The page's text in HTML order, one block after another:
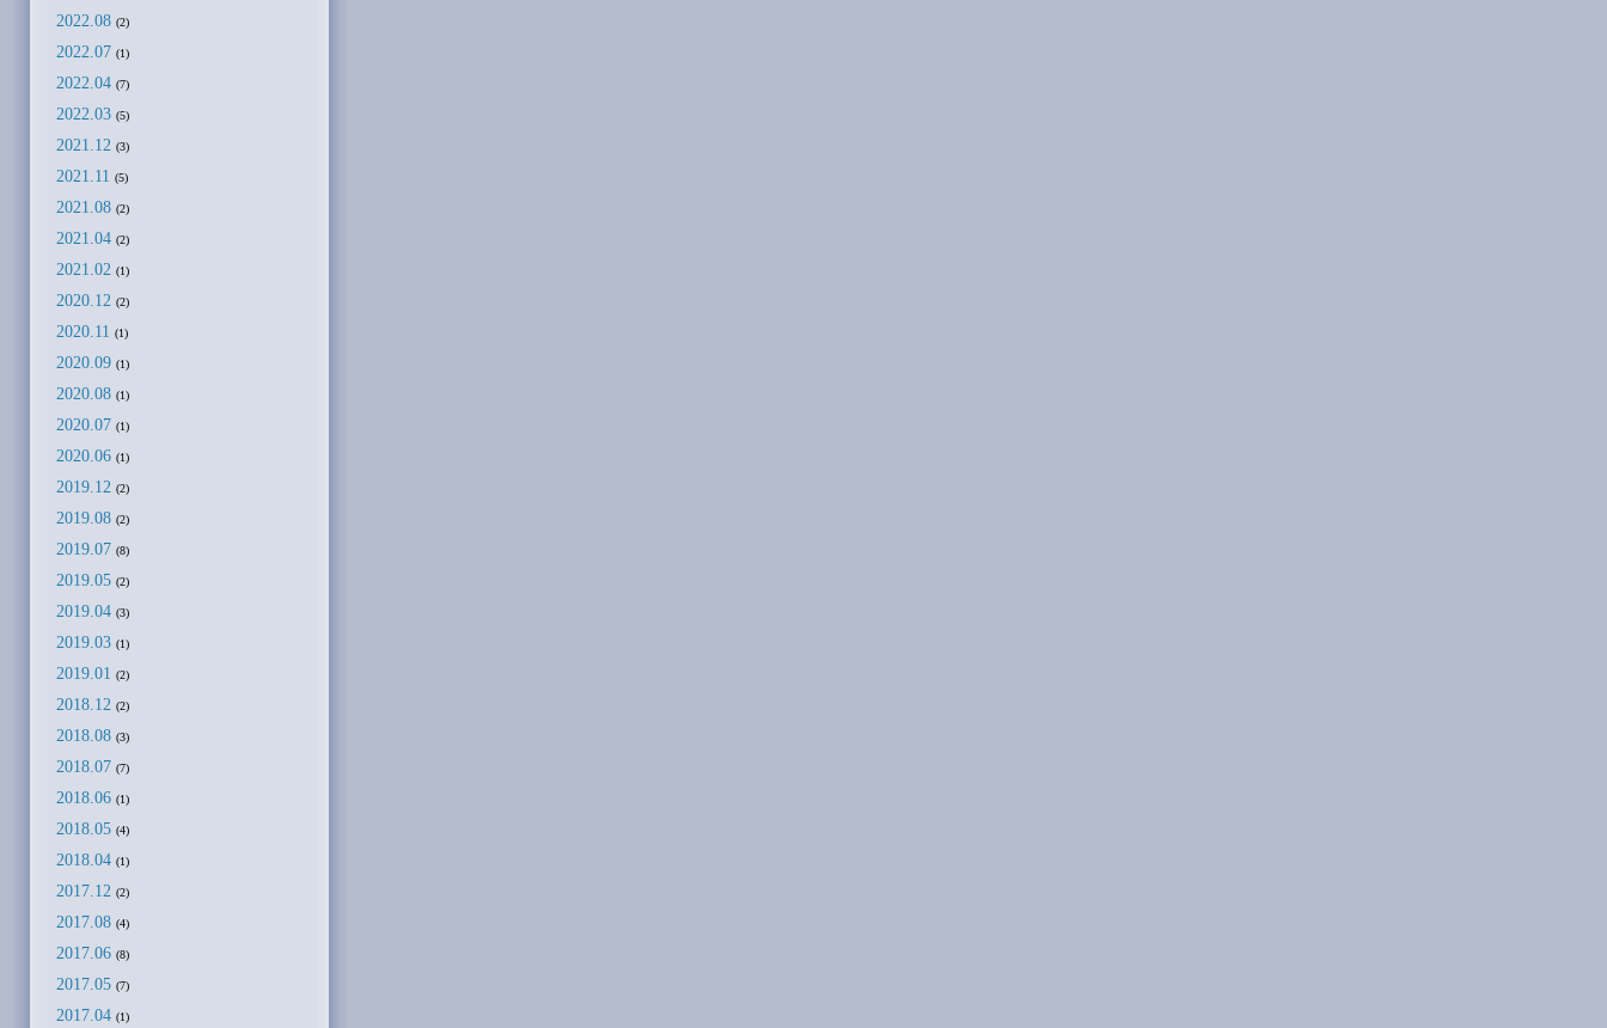
2022.08 (2)
2022.07 (1)
2022.04 (7)
2022.03 (5)
2021.12 (3)
2021.11 (5)
2021.08 (2)
2021.04 (2)
2021.02 (1)
2020.12 (2)
2020.11 (1)
2020.09 (1)
2020.08 (1)
2020.07 (1)
2020.06 (1)
2019.12 (2)
2019.08 (2)
2019.07 (8)
2019.05 (2)
2019.04 (3)
2019.03 (1)
2019.01 (2)
2018.12 (2)
2018.08 (3)
2018.07 (7)
2018.06 (1)
2018.05 (4)
2018.04 (1)
2017.12 (2)
2017.08 (4)
2017.06 (8)
2017.05 (7)
2017.04 (1)